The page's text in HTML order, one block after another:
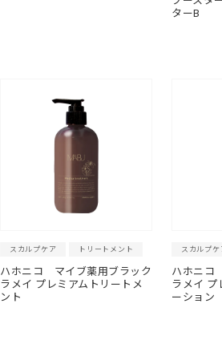
ターB
スカルプケア トリートメント
ハホニコ マイブ薬用ブラック
ラメイ プレミアムトリートメ
ント
スカルプケ
ハホニコ
ラメイ プ
ーション